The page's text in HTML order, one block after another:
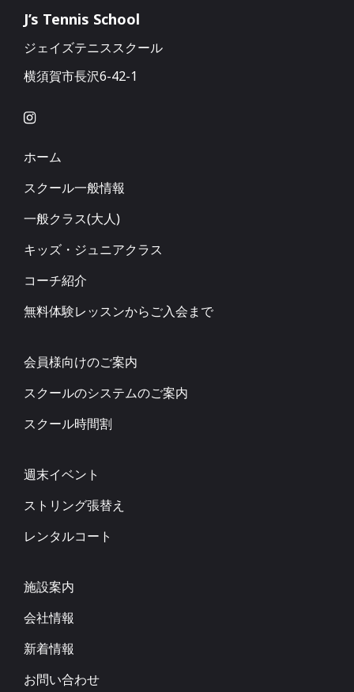
J’s Tennis School
ジェイズテニススクール
横須賀市長沢6-42-1
ホーム
スクール一般情報
一般クラス(大人)
キッズ・ジュニアクラス
コーチ紹介
無料体験レッスンからご入会まで
会員様向けのご案内
スクールのシステムのご案内
スクール時間割
週末イベント
ストリング張替え
レンタルコート
施設案内
会社情報
新着情報
お問い合わせ